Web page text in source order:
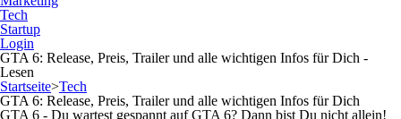
Tech
Startup
Login
GTA 6: Release, Preis, Trailer und alle wichtigen Infos für Dich -
Lesen
Startseite>Tech
GTA 6: Release, Preis, Trailer und alle wichtigen Infos für Dich
GTA 6 - Du wartest gespannt auf GTA 6? Dann bist Du nicht allein!